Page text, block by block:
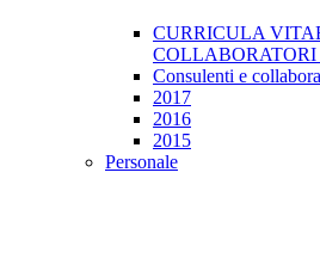
CURRICULA
COLLABORATORI
Consulenti e
2017
2016
2015
Personale